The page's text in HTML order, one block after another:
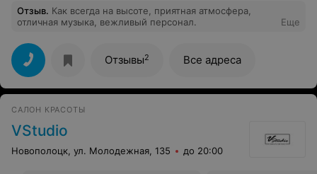
Отзыв. Как всегда на высоте, приятная атмосфера,
отличная музыка, вежливый персонал.
Еще
Отзывы2 Все адреса
САЛОН КРАСОТЫ
VStudio
Новополоцк, ул. Молодежная, 135 до 20:00